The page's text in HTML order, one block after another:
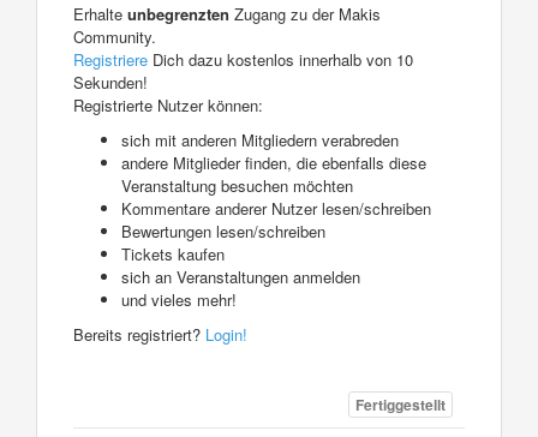
Erhalte unbegrenzten Zugang zu der Makis
Community.
Registriere Dich dazu kostenlos innerhalb von 10
Sekunden!
Registrierte Nutzer können:
sich mit anderen Mitgliedern verabreden
andere Mitglieder finden, die ebenfalls diese
Veranstaltung besuchen möchten
Kommentare anderer Nutzer lesen/schreiben
Bewertungen lesen/schreiben
Tickets kaufen
sich an Veranstaltungen anmelden
und vieles mehr!
Bereits registriert? Login!
Fertiggestellt